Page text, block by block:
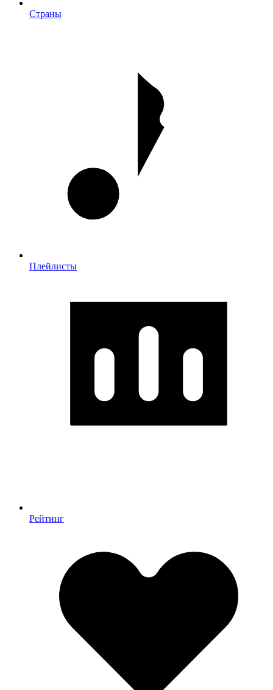
Страны
Плейлисты
Рейтинг